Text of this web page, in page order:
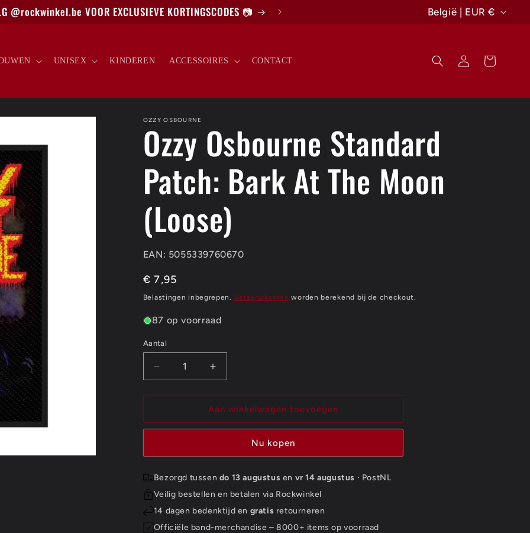
@rockwinkel.be VOOR EXCLUSIEVE KORTINGSCODES 📷 14 DAGEN BEDENKTERMIJN ⌛
/
e
g
i
België | EUR €
UNISEX KINDEREN ACCESSOIRES CONTACT InloggenWinkelwagen
OZZY OSBOURNE
Ozzy Osbourne Standard
Patch: Bark At The Moon
(Loose)
EAN: 5055339760670
Normale
prijs
€ 7,95
Belastingen inbegrepen. Verzendkosten worden berekend bij de checkout.
87 op voorraad
Aantal
Aantal
Aantal
verlagen
voor
Osbourne
Bark
The
Moon
(Loose)
Aantal
verhogen
voor
Ozzy
Osbourne
Bark
The
Moon
(Loose)
Aan winkelwagen toevoegen
Nu kopen
Bezorgd tussen do 13 augustus en vr 14 augustus · PostNL
Veilig bestellen en betalen via Rockwinkel
14 dagen bedenktijd en gratis retourneren
Officiële band-merchandise – 8000+ items op voorraad